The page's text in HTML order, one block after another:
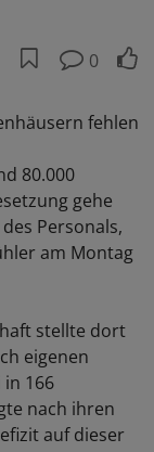
0
fehlen
80.000
gehe
Personals,
am Montag
stellte dort
eigenen
in 166
nach ihren
auf dieser